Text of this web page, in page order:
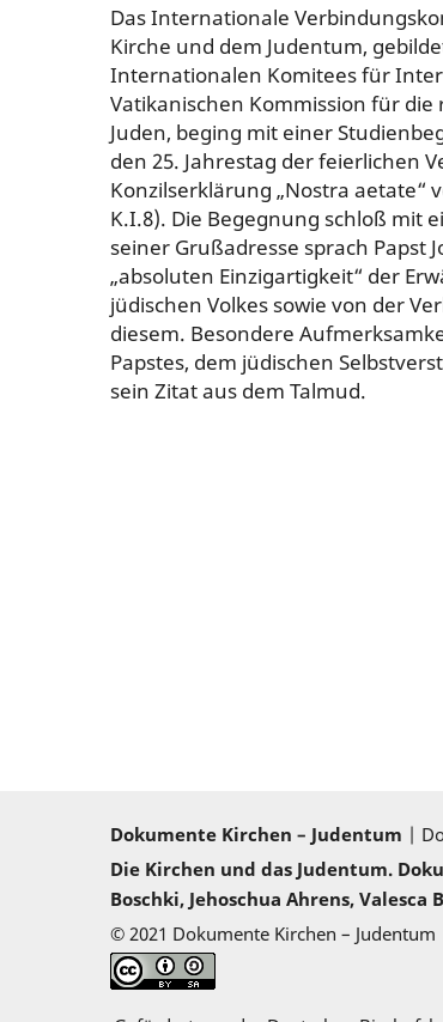
Das Internationale
Kirche und dem Judentum,
Internationalen Komitees für
Vatikanischen Kommission für
Juden, beging mit einer
den 25. Jahrestag der feierlichen
Konzilserklärung „Nostra aetate“
K.I.8). Die Begegnung schloß mit
seiner Grußadresse sprach Papst
„absoluten Einzigartigkeit“ der
jüdischen Volkes sowie von der
diesem. Besondere
Papstes, dem jüdischen
sein Zitat aus dem Talmud.
Dokumente Kirchen – Judentum |
Die Kirchen und das Judentum.
Boschki, Jehoschua Ahrens,
© 2021 Dokumente Kirchen – Judentum